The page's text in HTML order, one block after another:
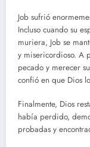
Job sufrió
Incluso cuando su
muriera, Job se
y misericordioso. A
pecado y merecer
confió en que Dios
Finalmente, Dios
había perdido,
probadas y